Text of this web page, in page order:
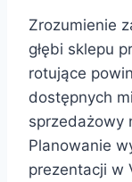
Zrozumienie
głębi sklepu
rotujące
dostępnych
sprzedażowy
Planowanie
prezentacji w